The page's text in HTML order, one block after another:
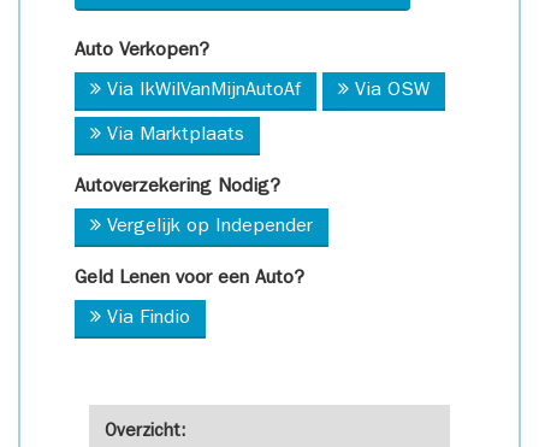
Overzicht:
Auto Verkopen?
Via IkWilVanMijnAutoAf Via OSW
Via Marktplaats
Autoverzekering Nodig?
Vergelijk op Independer
Geld Lenen voor een Auto?
Via Findio